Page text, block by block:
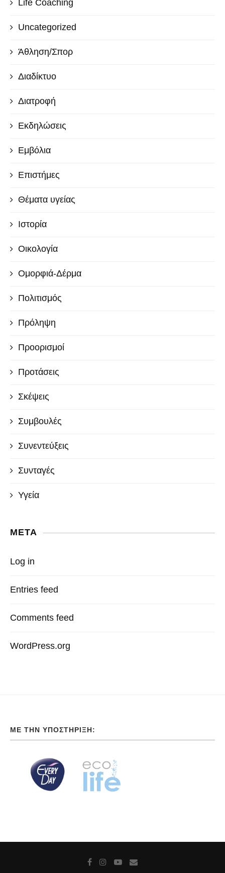
Life Coaching
Uncategorized
Άθληση/Σπορ
Διαδίκτυο
Διατροφή
Εκδηλώσεις
Εμβόλια
Επιστήμες
Θέματα υγείας
Ιστορία
Οικολογία
Ομορφιά-Δέρμα
Πολιτισμός
Πρόληψη
Προορισμοί
Προτάσεις
Σκέψεις
Συμβουλές
Συνεντεύξεις
Συνταγές
Υγεία
META
Log in
Entries feed
Comments feed
WordPress.org
ΜΕ ΤΗΝ ΥΠΟΣΤΉΡΙΞΗ: